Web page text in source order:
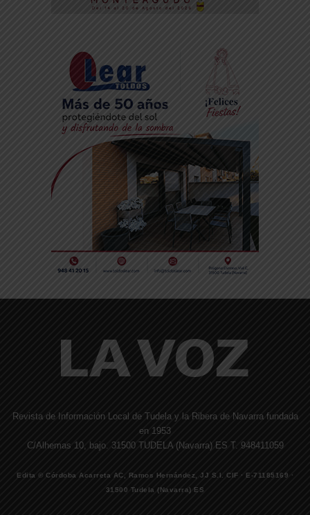
Revista de Información Local de Tudela y la Ribera de Navarra fundada
en 1953
C/Alhemas 10, bajo. 31500 TUDELA (Navarra) ES T. 948411059
Edita © Córdoba Acarreta AC, Ramos Hernández, JJ S.I. CIF · E-71185169 ·
31500 Tudela (Navarra) ES